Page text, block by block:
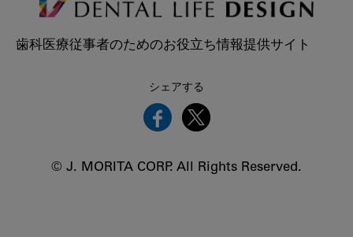
歯科医療従事者のためのお役立ち情報提供サイト
シェアする
© J. MORITA CORP. All Rights Reserved.